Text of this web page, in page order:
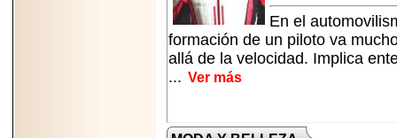
En el
formación de un piloto va
allá de la velocidad. Implica
... Ver más